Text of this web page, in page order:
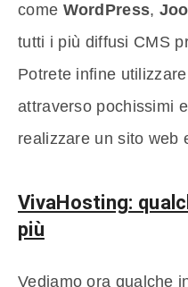
come WordPress,
tutti i più diffusi CMS
Potrete infine utilizzare
attraverso pochissimi
realizzare un sito web
VivaHosting:
più
Vediamo ora qualche